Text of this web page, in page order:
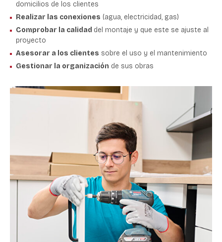
domicilios de los clientes
Realizar las conexiones (agua, electricidad, gas)
Comprobar la calidad del montaje y que este se ajuste al
proyecto
Asesorar a los clientes sobre el uso y el mantenimiento
Gestionar la organización de sus obras